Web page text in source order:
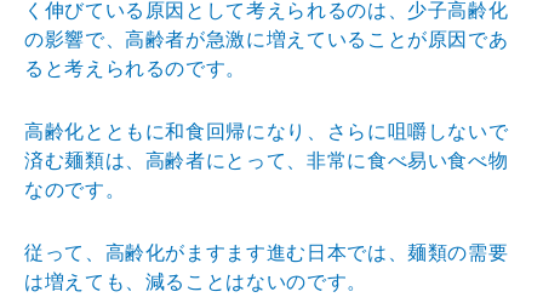
く伸びている原因として考えられるのは、少子高齢化
の影響で、高齢者が急激に増えていることが原因であ
ると考えられるのです。
高齢化とともに和食回帰になり、さらに咀嚼しないで
済む麺類は、高齢者にとって、非常に食べ易い食べ物
なのです。
従って、高齢化がますます進む日本では、麺類の需要
は増えても、減ることはないのです。